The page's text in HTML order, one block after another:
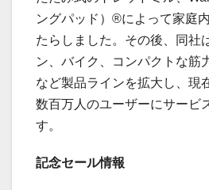
ングパッド）®によって家庭
たらしました。その後、同社
ン、バイク、コンパクトな筋
など製品ラインを拡大し、現
数百万人のユーザーにサービ
す。
記念セール情報